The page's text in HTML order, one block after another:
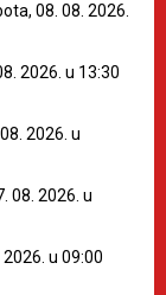
08. 08. 2026.
2026. u 13:30
2026. u
08. 2026. u
u 09:00